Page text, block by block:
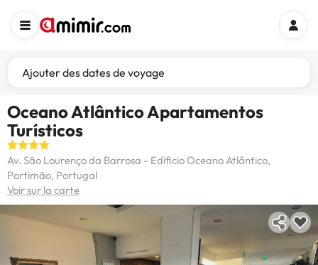
Ajouter des dates de voyage
Oceano Atlântico Apartamentos
Turísticos
Av. São Lourenço da Barrosa - Edificio Oceano Atlântico,
Portimão, Portugal
Voir sur la carte